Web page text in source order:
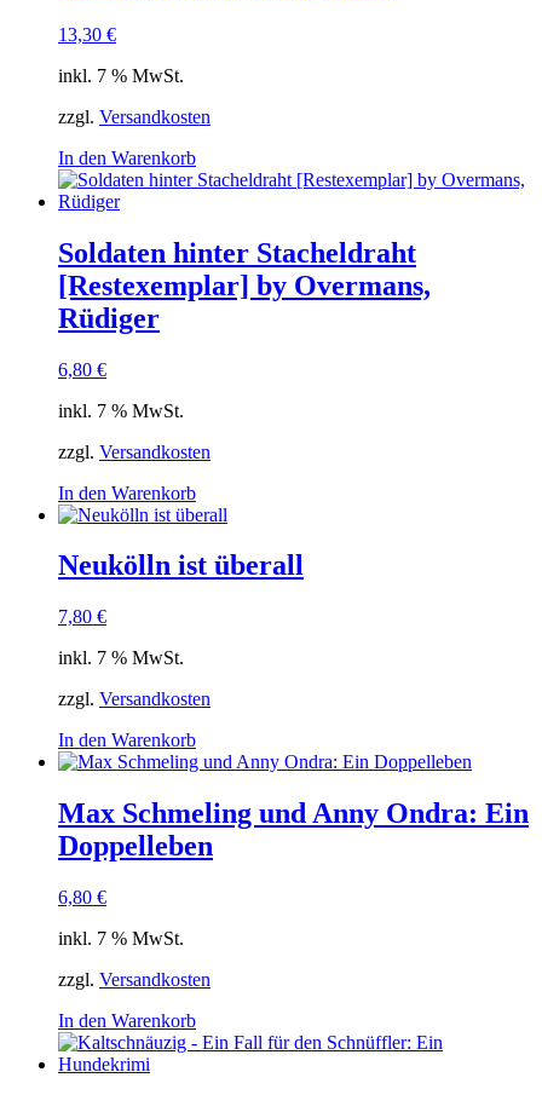
13,30 €
inkl. 7 % MwSt.
zzgl. Versandkosten
In den Warenkorb
Soldaten hinter Stacheldraht
[Restexemplar] by Overmans,
Rüdiger
6,80 €
inkl. 7 % MwSt.
zzgl. Versandkosten
In den Warenkorb
Neukölln ist überall
7,80 €
inkl. 7 % MwSt.
zzgl. Versandkosten
In den Warenkorb
Max Schmeling und Anny Ondra: Ein
Doppelleben
6,80 €
inkl. 7 % MwSt.
zzgl. Versandkosten
In den Warenkorb